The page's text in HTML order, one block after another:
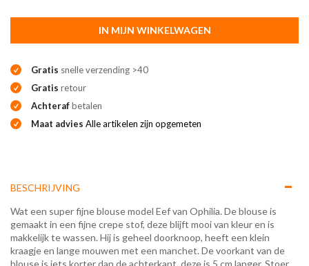
IN MIJN WINKELWAGEN
Gratis snelle verzending >40
Gratis retour
Achterafbetalen
Maat advies Alle artikelen zijn opgemeten
BESCHRIJVING
Wat een super fijne blouse model Eef van Ophilia. De blouse is
gemaakt in een fijne crepe stof, deze blijft mooi van kleur en is
makkelijk te wassen. Hij is geheel doorknoop, heeft een klein
kraagje en lange mouwen met een manchet. De voorkant van de
blouse is iets korter dan de achterkant, deze is 5 cm langer. Stoer